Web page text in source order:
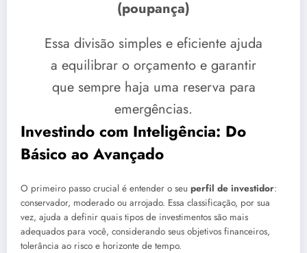
(poupança)
Essa divisão simples e eficiente ajuda
a equilibrar o orçamento e garantir
que sempre haja uma reserva para
emergências.
Investindo com Inteligência: Do
Básico ao Avançado
O primeiro passo crucial é entender o seu perfil de investidor:
conservador, moderado ou arrojado. Essa classificação, por sua
vez, ajuda a definir quais tipos de investimentos são mais
adequados para você, considerando seus objetivos financeiros,
tolerância ao risco e horizonte de tempo.